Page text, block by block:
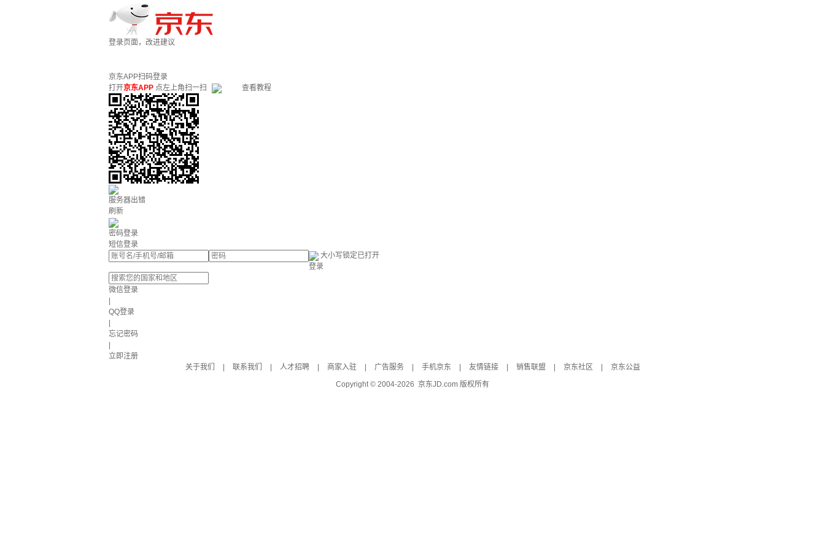
登录页面，改进建议
京东APP扫码登录
打开京东APP 点左上角扫一扫 查看教程
服务器出错
刷新
密码登录
短信登录
大小写锁定已打开
登录
微信登录
QQ登录
忘记密码
立即注册
关于我们
联系我们 人才招聘 商家入驻 广告服务 手机京东 友情链接 销售联盟 京东社区
京东公益
Copyright © 2004-2026 京东JD.com 版权所有